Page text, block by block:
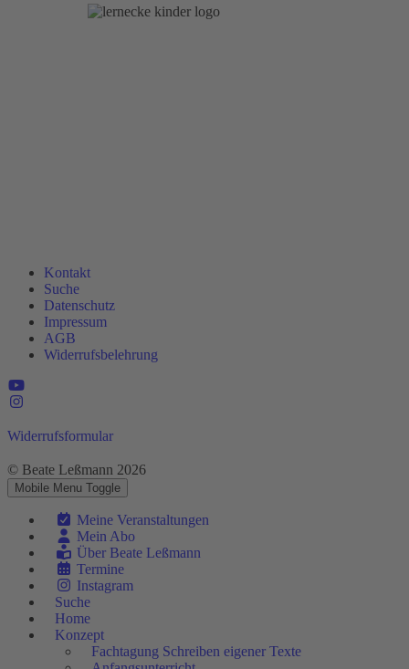
Kontakt
Suche
Datenschutz
Impressum
AGB
Widerrufsbelehrung
Widerrufsformular
© Beate Leßmann 2026
Mobile Menu Toggle
Meine Veranstaltungen
Mein Abo
Über Beate Leßmann
Termine
Instagram
Suche
Home
Konzept
Fachtagung Schreiben eigener Texte